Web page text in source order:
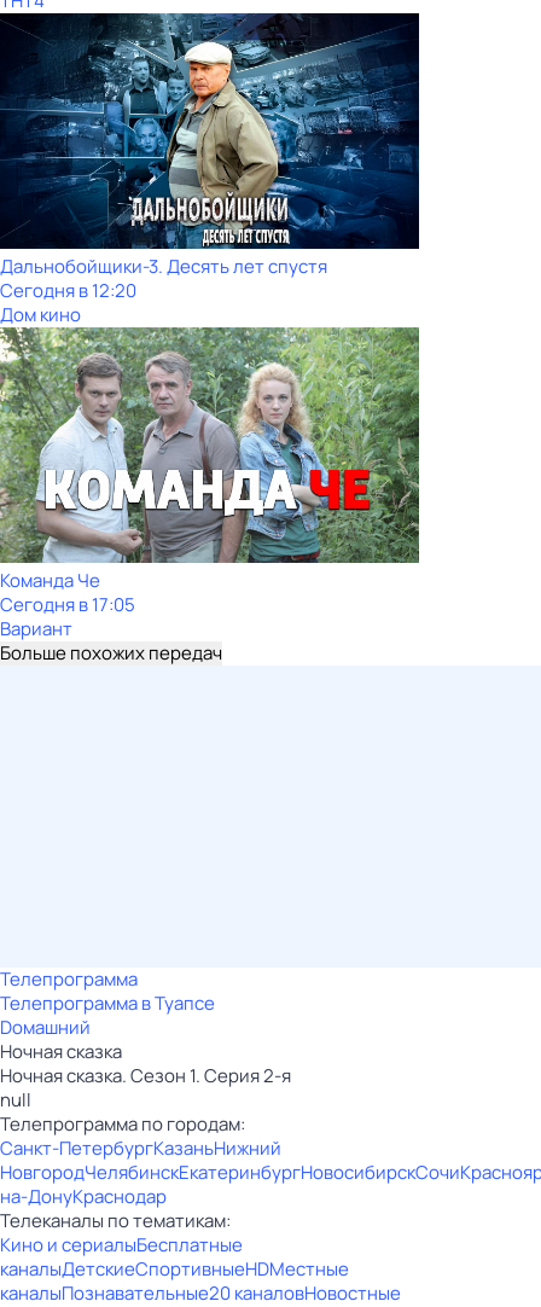
Дальнобойщики-3. Десять лет спустя
Сегодня в 12:20
Дом кино
Команда Че
Сегодня в 17:05
Вариант
Больше похожих передач
Телепрограмма
Телепрограмма в Туапсе
Dомашний
Ночная сказка
Ночная сказка. Сезон 1. Серия 2-я
null
Телепрограмма по городам:
Санкт-ПетербургКазаньНижний
НовгородЧелябинскЕкатеринбургНовосибирскСочи
на-ДонуКраснодар
Телеканалы по тематикам:
Кино и сериалыБесплатные
каналыДетскиеСпортивныеHDМестные
каналыПознавательные20 каналовНовостные